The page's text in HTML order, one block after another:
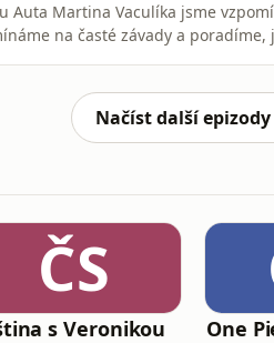
Auta Martina Vaculíka jsme
na časté závady a
veře
Načíst další epizody
ČS
s Veronikou One